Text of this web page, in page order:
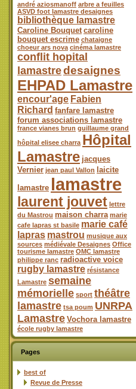
andré aziosmanoff arbre a feuilles
ASVD foot lamastre desaignes
bibliothèque lamastre
Caroline Bouquet caroline
bouquet escrime chataigne
choeur ars nova cinéma lamastre
conflit hopital
lamastredesaignes
EHPAD Lamastre
encour'age Fabien
Richard fanfare lamastre
forum associations lamastre
france vianes brun guillaume grand
hôpital elisee charra Hôpital
Lamastre jacques
Vernier jean paul Vallon
laicite
lamastre lamastre
laurent jouvet lettre
du Mastrou maison charra marie
cafe lapras st basile marie café
lapras mastrou musique aux
sources médiévale Desaignes Office
tourisme lamastre OMC lamastre
philippe ranc radioactive voice
rugby lamastre résistance
Lamastre semaine
mémorielle sport théâtre
lamastre tsa poum UNRPA
Lamastre Vochora lamastre
école rugby lamastre
Pages
best of
Revue de Presse